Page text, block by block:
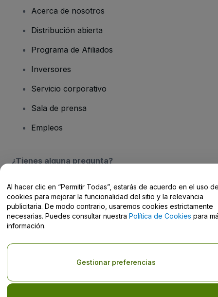
Acerca de nosotros
Distribución abierta
Programa de Afiliados
Inversores
Servicio corporativo
Sala de prensa
Empleos
¿Tienes alguna pregunta?
Centro de Ayuda / Contacto
Derechos reservados © viagogo Entertainment Inc 2026 Datos de
Política de Privacidad, de laPolítica de Cookies
No compartir mi información personal ni tus opciones de
Al hacer clic en “Permitir Todas”, estarás de acuerdo en el uso
cookies para mejorar la funcionalidad del sitio y la relevancia
publicitaria. De modo contrario, usaremos cookies estrictamente
necesarias. Puedes consultar nuestra Política de Cookies para
información.
Gestionar preferencias